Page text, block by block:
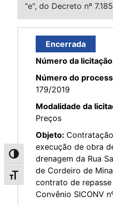
Alternar alto contraste
Alternar tamanho da fonte
"e", do Decreto nº
Encerrada
Número da
Número do
179/2019
Modalidade da
Preços
Objeto:
execução de obra
drenagem da Rua
de Cordeiro de
contrato de
Convênio SICONV